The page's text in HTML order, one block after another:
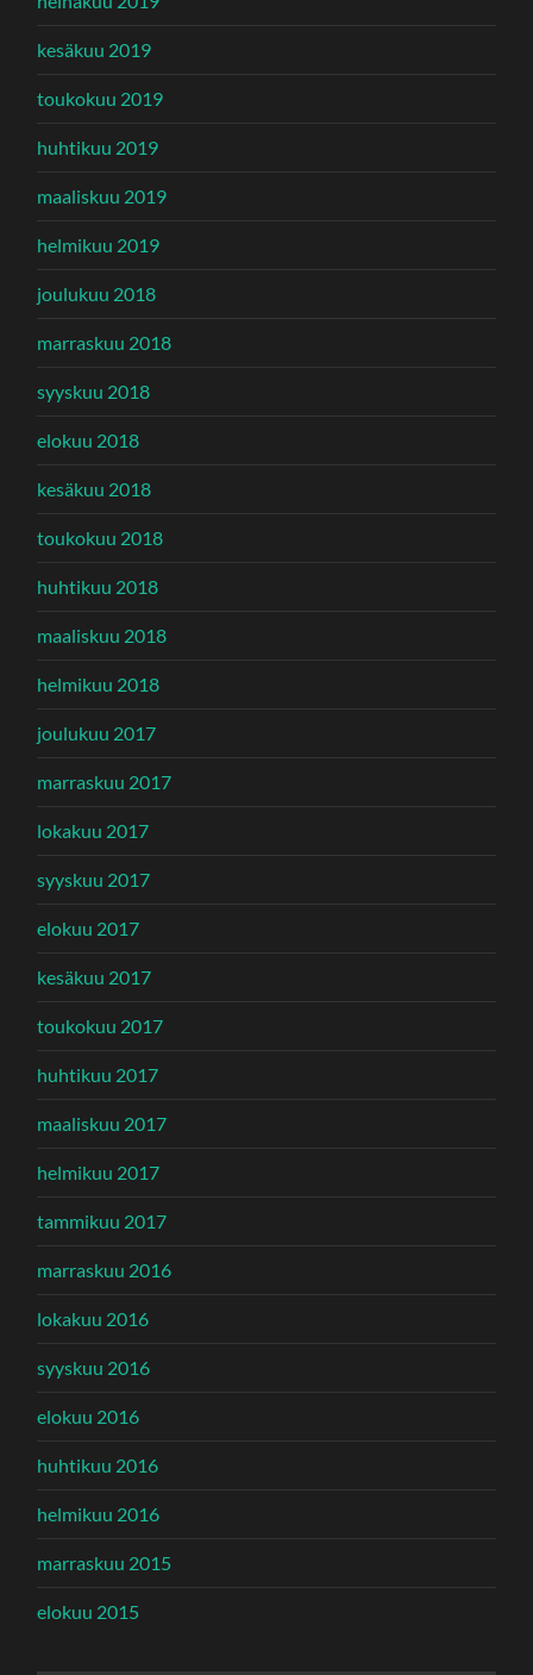
kesäkuu 2019
toukokuu 2019
huhtikuu 2019
maaliskuu 2019
helmikuu 2019
joulukuu 2018
marraskuu 2018
syyskuu 2018
elokuu 2018
kesäkuu 2018
toukokuu 2018
huhtikuu 2018
maaliskuu 2018
helmikuu 2018
joulukuu 2017
marraskuu 2017
lokakuu 2017
syyskuu 2017
elokuu 2017
kesäkuu 2017
toukokuu 2017
huhtikuu 2017
maaliskuu 2017
helmikuu 2017
tammikuu 2017
marraskuu 2016
lokakuu 2016
syyskuu 2016
elokuu 2016
huhtikuu 2016
helmikuu 2016
marraskuu 2015
elokuu 2015